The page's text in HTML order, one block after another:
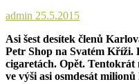
admin 25.5.2015
Asi šest desítek členů
Petr Shop na Svatém Kříži.
cigaretách. Opět.
ve výši asi osmdesát